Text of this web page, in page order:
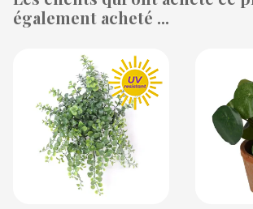
également acheté ...